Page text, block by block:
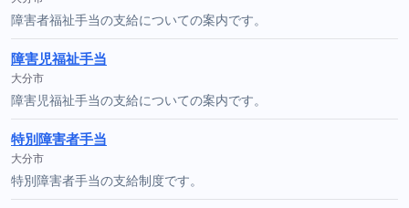
障害者福祉手当の支給についての案内です。
障害児福祉手当
大分市
障害児福祉手当の支給についての案内です。
特別障害者手当
大分市
特別障害者手当の支給制度です。